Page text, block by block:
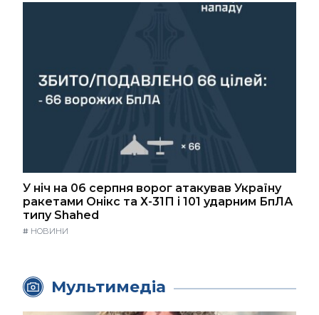
У ніч на 06 серпня ворог атакував Україну
ракетами Онікс та Х-31П і 101 ударним БпЛА
типу Shahed
# НОВИНИ
Мультимедіа